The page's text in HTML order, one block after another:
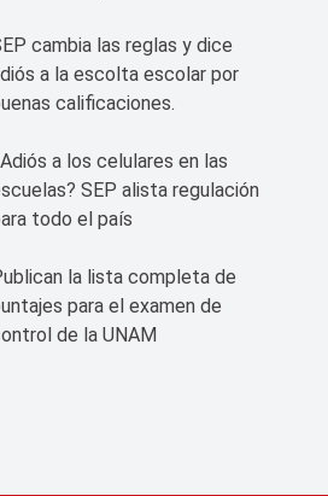
cambia las reglas y dice
a la escolta escolar por
calificaciones.
a los celulares en las
SEP alista regulación
todo el país
la lista completa de
para el examen de
de la UNAM